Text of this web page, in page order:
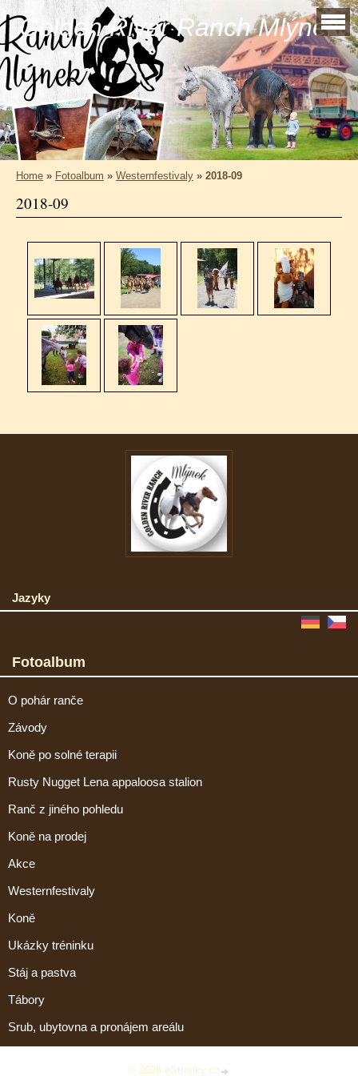
Golden River Ranch Mlýnek
Home » Fotoalbum » Westernfestivaly » 2018-09
2018-09
Jazyky
Fotoalbum
O pohár ranče
Závody
Koně po solné terapii
Rusty Nugget Lena appaloosa stalion
Ranč z jiného pohledu
Koně na prodej
Akce
Westernfestivaly
Koně
Ukázky tréninku
Stáj a pastva
Tábory
Srub, ubytovna a pronájem areálu
© 2026 eStránky.cz